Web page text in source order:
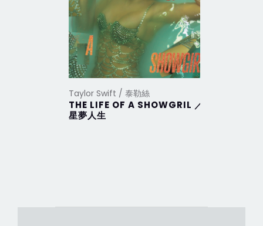
Taylor Swift / 泰勒絲
THE LIFE OF A SHOWGRIL ／
星夢人生